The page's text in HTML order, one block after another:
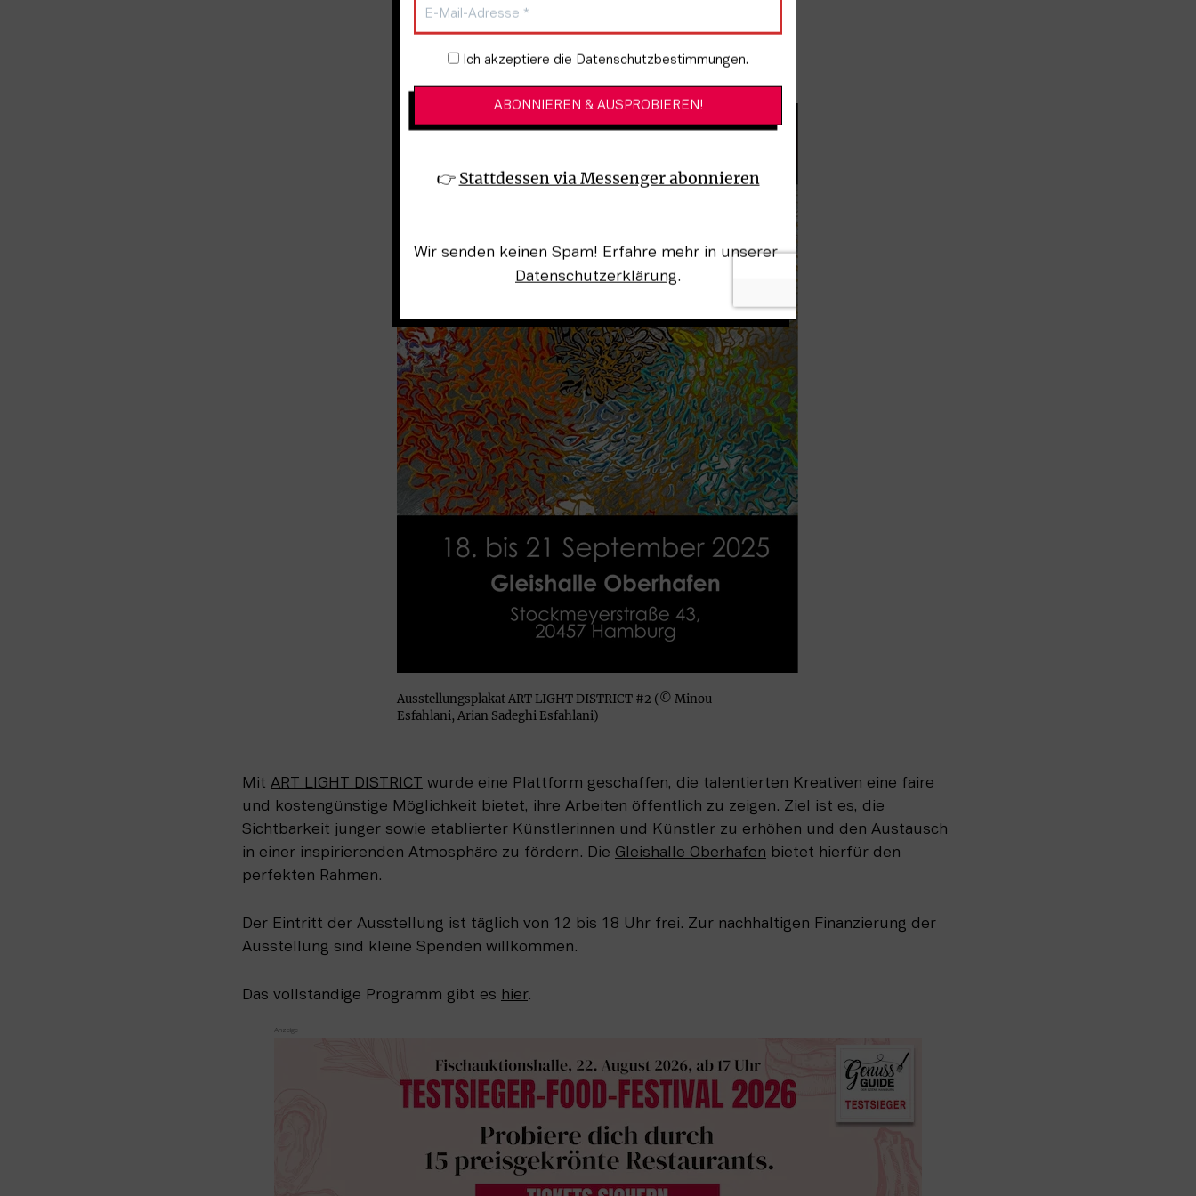
und lebendig macht
Arian Sadeghi-Esfahlani
Ausstellungsplakat ART LIGHT DISTRICT #2 (© Minou
Esfahlani, Arian Sadeghi Esfahlani)
Mit ART LIGHT DISTRICT
wurde eine Plattform geschaffen, die talentierten Kreativen eine faire
und kostengünstige Möglichkeit bietet, ihre Arbeiten öffentlich zu zeigen. Ziel ist es, die
Sichtbarkeit junger sowie etablierter Künstlerinnen und Künstler zu erhöhen und den Austausch
in einer inspirierenden Atmosphäre zu fördern. Die Gleishalle Oberhafen bietet hierfür den
perfekten Rahmen.
Der Eintritt der Ausstellung ist täglich von 12 bis 18 Uhr frei. Zur nachhaltigen Finanzierung der
Ausstellung sind kleine Spenden willkommen.
Das vollständige Programm gibt es hier.
Newsletter-Anmeldung
Ich akzeptiere die Datenschutzbestimmungen.
👉 Stattdessen via Messenger abonnieren
Wir senden keinen Spam! Erfahre mehr in unserer
Datenschutzerklärung.